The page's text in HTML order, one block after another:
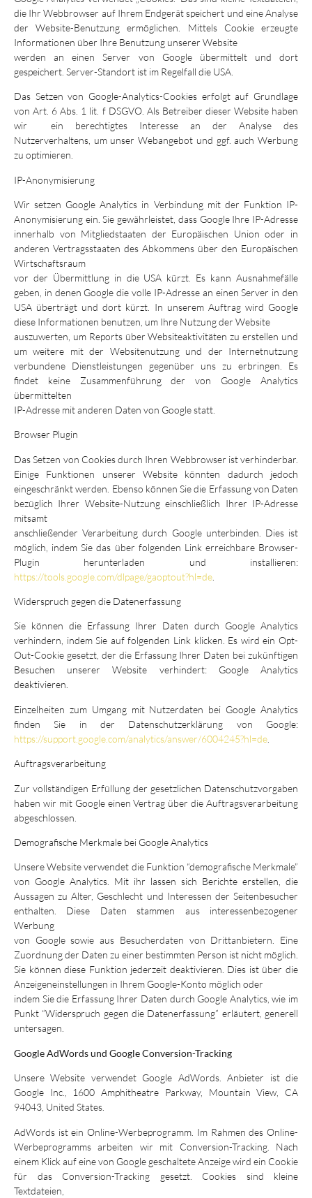
die Ihr Webbrowser auf Ihrem Endgerät speichert und eine Analyse
der Website-Benutzung ermöglichen. Mittels Cookie erzeugte
Informationen über Ihre Benutzung unserer Website
werden an einen Server von Google übermittelt und dort
gespeichert. Server-Standort ist im Regelfall die USA.
Das Setzen von Google-Analytics-Cookies erfolgt auf Grundlage
von Art. 6 Abs. 1 lit. f DSGVO. Als Betreiber dieser Website haben
wir ein berechtigtes Interesse an der Analyse des
Nutzerverhaltens, um unser Webangebot und ggf. auch Werbung
zu optimieren.
IP-Anonymisierung
Wir setzen Google Analytics in Verbindung mit der Funktion IP-
Anonymisierung ein. Sie gewährleistet, dass Google Ihre IP-Adresse
innerhalb von Mitgliedstaaten der Europäischen Union oder in
anderen Vertragsstaaten des Abkommens über den Europäischen
Wirtschaftsraum
vor der Übermittlung in die USA kürzt. Es kann Ausnahmefälle
geben, in denen Google die volle IP-Adresse an einen Server in den
USA überträgt und dort kürzt. In unserem Auftrag wird Google
diese Informationen benutzen, um Ihre Nutzung der Website
auszuwerten, um Reports über Websiteaktivitäten zu erstellen und
um weitere mit der Websitenutzung und der Internetnutzung
verbundene Dienstleistungen gegenüber uns zu erbringen. Es
findet keine Zusammenführung der von Google Analytics
übermittelten
IP-Adresse mit anderen Daten von Google statt.
Browser Plugin
Das Setzen von Cookies durch Ihren Webbrowser ist verhinderbar.
Einige Funktionen unserer Website könnten dadurch jedoch
eingeschränkt werden. Ebenso können Sie die Erfassung von Daten
bezüglich Ihrer Website-Nutzung einschließlich Ihrer IP-Adresse
mitsamt
anschließender Verarbeitung durch Google unterbinden. Dies ist
möglich, indem Sie das über folgenden Link erreichbare Browser-
Plugin herunterladen und installieren:
https://tools.google.com/dlpage/gaoptout?hl=de
Widerspruch gegen die Datenerfassung
Sie können die Erfassung Ihrer Daten durch Google Analytics
verhindern, indem Sie auf folgenden Link klicken. Es wird ein Opt-
Out-Cookie gesetzt, der die Erfassung Ihrer Daten bei zukünftigen
Besuchen unserer Website verhindert: Google Analytics
deaktivieren.
Einzelheiten zum Umgang mit Nutzerdaten bei Google Analytics
finden Sie in der Datenschutzerklärung von Google:
https://support.google.com/analytics/answer/6004245?hl=de
Auftragsverarbeitung
Zur vollständigen Erfüllung der gesetzlichen Datenschutzvorgaben
haben wir mit Google einen Vertrag über die Auftragsverarbeitung
abgeschlossen.
Demografische Merkmale bei Google Analytics
Unsere Website verwendet die Funktion “demografische Merkmale”
von Google Analytics. Mit ihr lassen sich Berichte erstellen, die
Aussagen zu Alter, Geschlecht und Interessen der Seitenbesucher
enthalten. Diese Daten stammen aus interessenbezogener
Werbung
von Google sowie aus Besucherdaten von Drittanbietern. Eine
Zuordnung der Daten zu einer bestimmten Person ist nicht möglich.
Sie können diese Funktion jederzeit deaktivieren. Dies ist über die
Anzeigeneinstellungen in Ihrem Google-Konto möglich oder
indem Sie die Erfassung Ihrer Daten durch Google Analytics, wie im
Punkt “Widerspruch gegen die Datenerfassung” erläutert, generell
untersagen.
Google AdWords und Google Conversion-Tracking
Unsere Website verwendet Google AdWords. Anbieter ist die
Google Inc., 1600 Amphitheatre Parkway, Mountain View, CA
94043, United States.
AdWords ist ein Online-Werbeprogramm. Im Rahmen des Online-
Werbeprogramms arbeiten wir mit Conversion-Tracking. Nach
einem Klick auf eine von Google geschaltete Anzeige wird ein Cookie
für das Conversion-Tracking gesetzt. Cookies sind kleine
Textdateien,